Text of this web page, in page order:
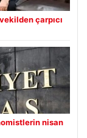
çarpıcı
nisan